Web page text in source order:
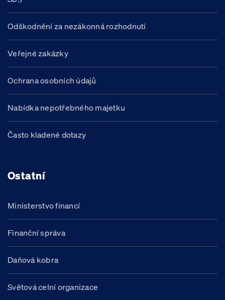
Odškodnění za nezákonná rozhodnutí
Veřejné zakázky
Ochrana osobních údajů
Nabídka nepotřebného majetku
Často kladené dotazy
Ostatní
Ministerstvo financí
Finanční správa
Daňová kobra
Světová celní organizace